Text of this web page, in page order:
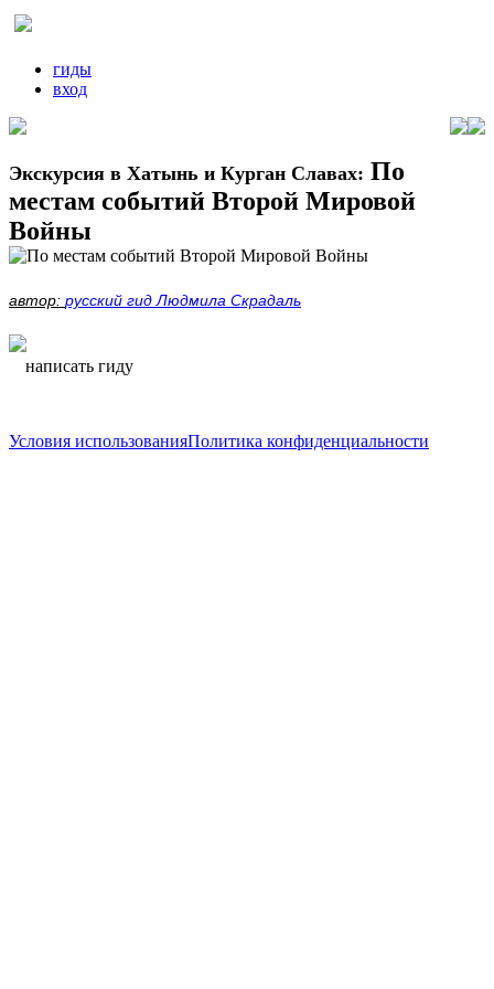
гиды
вход
Экскурсия в Хатынь и Курган Славах: По
местам событий Второй Мировой
Войны
автор: русский гид Людмила Скрадаль
написать гиду
Условия использованияПолитика конфиденциальности